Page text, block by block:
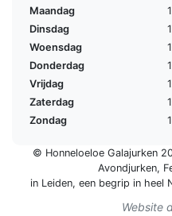
Maandag
Dinsdag
Woensdag
Donderdag
Vrijdag
Zaterdag
Zondag
© Honneloeloe Galajurken
Avondjurken,
in Leiden, een begrip in heel
Website